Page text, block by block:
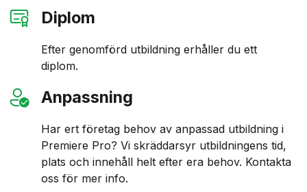
Diplom
Efter genomförd utbildning erhåller du ett
diplom.
Anpassning
Har ert företag behov av anpassad utbildning i
Premiere Pro? Vi skräddarsyr utbildningens tid,
plats och innehåll helt efter era behov. Kontakta
oss för mer info.